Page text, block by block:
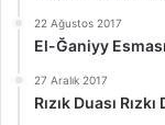
22 Ağustos 2017
El-Ğaniyy
27 Aralık 2017
Rızık Duası